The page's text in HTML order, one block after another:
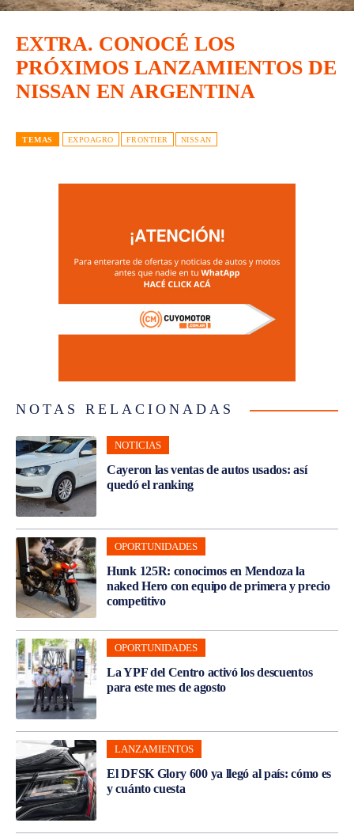
EXTRA. CONOCÉ LOS
PRÓXIMOS LANZAMIENTOS DE
NISSAN EN ARGENTINA
TEMAS EXPOAGRO FRONTIER NISSAN
NOTAS RELACIONADAS
NOTICIAS
Cayeron las ventas de autos usados: así
quedó el ranking
OPORTUNIDADES
Hunk 125R: conocimos en Mendoza la
naked Hero con equipo de primera y precio
competitivo
OPORTUNIDADES
La YPF del Centro activó los descuentos
para este mes de agosto
LANZAMIENTOS
El DFSK Glory 600 ya llegó al país: cómo es
y cuánto cuesta